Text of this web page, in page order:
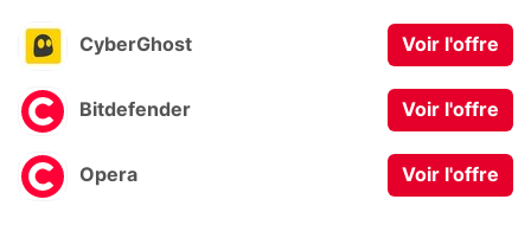
CyberGhost Voir l'offre
Bitdefender Voir l'offre
Opera Voir l'offre